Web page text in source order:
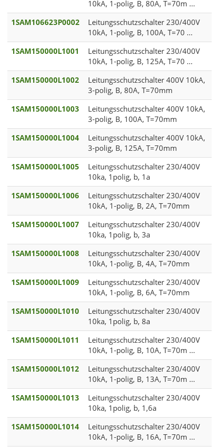
10kA, 1-polig, B, 80A, T=70m ...
1SAM106623P0002
Leitungsschutzschalter 230/400V
10kA, 1-polig, B, 100A, T=70 ...
1SAM150000L1001
Leitungsschutzschalter 230/400V
10kA, 1-polig, B, 125A, T=70 ...
1SAM150000L1002
Leitungsschutzschalter 400V 10kA,
3-polig, B, 80A, T=70mm
1SAM150000L1003
Leitungsschutzschalter 400V 10kA,
3-polig, B, 100A, T=70mm
1SAM150000L1004
Leitungsschutzschalter 400V 10kA,
3-polig, B, 125A, T=70mm
1SAM150000L1005
Leitungsschutzschalter 230/400V
10ka, 1polig, b, 1a
1SAM150000L1006
Leitungsschutzschalter 230/400V
10kA, 1-polig, B, 2A, T=70mm
1SAM150000L1007
Leitungsschutzschalter 230/400V
10ka, 1polig, b, 3a
1SAM150000L1008
Leitungsschutzschalter 230/400V
10kA, 1-polig, B, 4A, T=70mm
1SAM150000L1009
Leitungsschutzschalter 230/400V
10kA, 1-polig, B, 6A, T=70mm
1SAM150000L1010
Leitungsschutzschalter 230/400V
10ka, 1polig, b, 8a
1SAM150000L1011
Leitungsschutzschalter 230/400V
10kA, 1-polig, B, 10A, T=70m ...
1SAM150000L1012
Leitungsschutzschalter 230/400V
10kA, 1-polig, B, 13A, T=70m ...
1SAM150000L1013
Leitungsschutzschalter 230/400V
10ka, 1polig, b, 1,6a
1SAM150000L1014
Leitungsschutzschalter 230/400V
10kA, 1-polig, B, 16A, T=70m ...